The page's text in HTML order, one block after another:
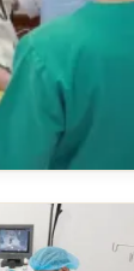
dưới để